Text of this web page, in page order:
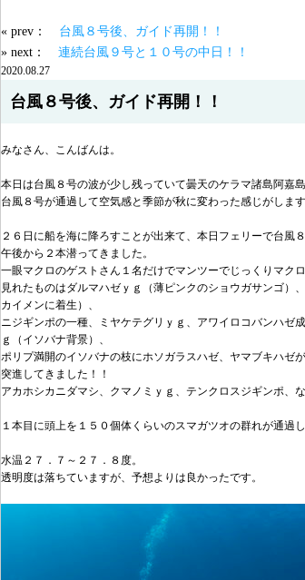
« prev： 台風８号後、ガイド再開！！
» next： 連続台風９号と１０号の中日！！
2020.08.27
台風８号後、ガイド再開！！
みなさん、こんばんは。
本日は台風８号の波が少し残っていて曇天のケラマ諸島阿嘉島
台風８号が通過して空気感と季節が秋に変わった感じがします
２６日に船を海に降ろすことが出来て、本日フェリーで台風
午後から２本潜ってきました。
一眼マクロのゲストさん１名だけでマンツーでじっくりマク
見れたものはダルマハゼｙｇ（薄ピンクのショウガサンゴ）
カイメンに着生）、
ニジギンポの一種、ミヤケテグリｙｇ、アワイロコバンハゼ
ｇ（イソバナ背景）、
ポリプ満開のイソバナの枝にホソガラスハゼ、ヤマブキハゼ
突進してきました！！
アカホシカニダマシ、クマノミｙｇ、テンクロスジギンポ、
１本目に頭上を１５０個体くらいのスマガツオの群れが通過
水温２７．７～２７．８度。
透明度は落ちていますが、予想よりは良かったです。